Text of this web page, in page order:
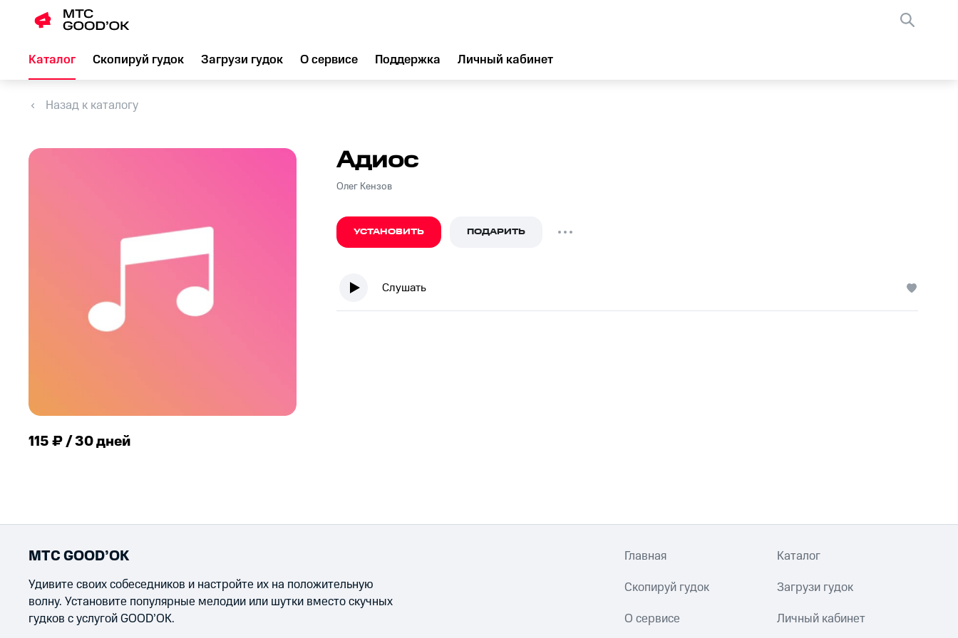
Каталог Скопируй гудок Загрузи гудок О сервисе Поддержка Личный кабинет
Назад к каталогу
115 ₽ / 30 дней
Адиос
Олег Кензов
УСТАНОВИТЬ ПОДАРИТЬ
Слушать
МТС GOOD’OK
Удивите своих собеседников и настройте их на положительную
волну. Установите популярные мелодии или шутки вместо скучных
гудков с услугой GOOD’OK.
Главная Каталог
Скопируй гудок Загрузи гудок
О сервисе Личный кабинет